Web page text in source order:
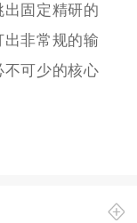
固定精研的
非常规的输
不可少的核心